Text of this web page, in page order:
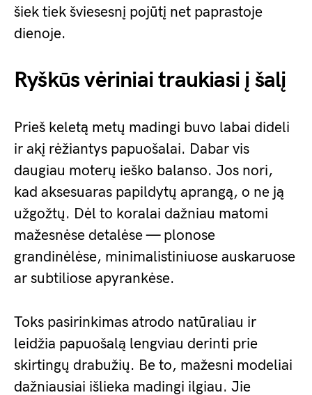
šiek tiek šviesesnį pojūtį net paprastoje
dienoje.
Ryškūs vėriniai traukiasi į šalį
Prieš keletą metų madingi buvo labai dideli
ir akį rėžiantys papuošalai. Dabar vis
daugiau moterų ieško balanso. Jos nori,
kad aksesuaras papildytų aprangą, o ne ją
užgožtų. Dėl to koralai dažniau matomi
mažesnėse detalėse — plonose
grandinėlėse, minimalistiniuose auskaruose
ar subtiliose apyrankėse.
Toks pasirinkimas atrodo natūraliau ir
leidžia papuošalą lengviau derinti prie
skirtingų drabužių. Be to, mažesni modeliai
dažniausiai išlieka madingi ilgiau. Jie